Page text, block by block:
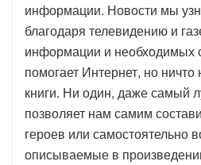
информации. Новости мы
благодаря телевидению и
информации и необходимых
помогает Интернет, но
книги. Ни один, даже самый
позволяет нам самим
героев или самостоятельно
описываемые в